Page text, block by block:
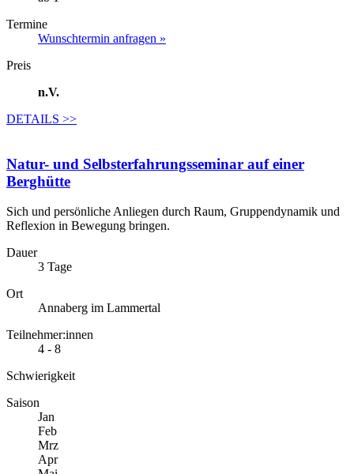
Termine
Wunschtermin anfragen »
Preis
n.V.
DETAILS >>
Natur- und Selbsterfahrungsseminar auf einer
Berghütte
Sich und persönliche Anliegen durch Raum, Gruppendynamik und
Reflexion in Bewegung bringen.
Dauer
3 Tage
Ort
Annaberg im Lammertal
Teilnehmer:innen
4 - 8
Schwierigkeit
Saison
Jan
Feb
Mrz
Apr